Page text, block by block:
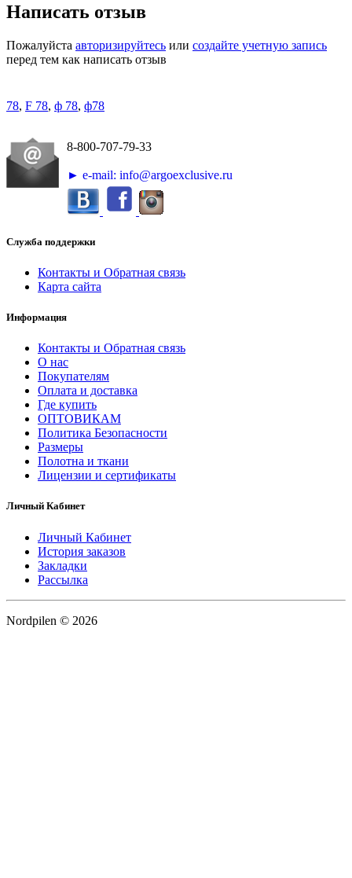
Написать отзыв
Пожалуйста авторизируйтесь или создайте учетную запись
перед тем как написать отзыв
78, F 78, ф 78, ф78
8-800-707-79-33
► e-mail: info@argoexclusive.ru
Служба поддержки
Контакты и Обратная связь
Карта сайта
Информация
Контакты и Обратная связь
О нас
Покупателям
Оплата и доставка
Где купить
ОПТОВИКАМ
Политика Безопасности
Размеры
Полотна и ткани
Лицензии и сертификаты
Личный Кабинет
Личный Кабинет
История заказов
Закладки
Рассылка
Nordpilen © 2026